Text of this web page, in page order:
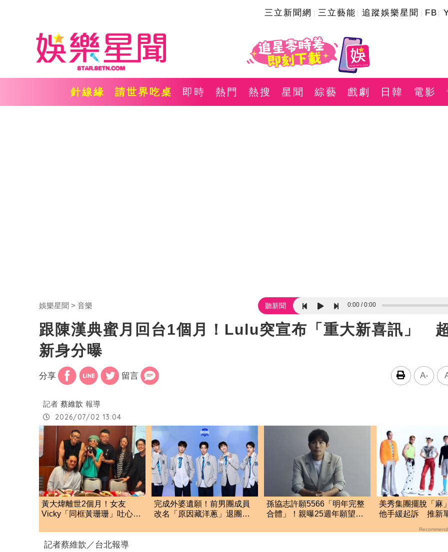
三立新聞網 三立藝能 追蹤娛樂星聞 FB
針線緣 請世界吃桌 即時 熱門 熱搜 星聞 綜藝 戲劇 日韓 電影
娛樂星聞 音樂 聽新聞 0:00 0:00
跟陳漢典蜜月回台1個月！Lulu突宣布「重大新喜訊」
新身分曝
分享 留言 A-
記者 蔡維歆 報導
2026/07/02 13:04
黃大煒離世2個月！女友
Vicky「同框黃珊珊」吐心
完成外婆遺願！前男團成員
改名「原因藏洋蔥」退團現
孫協志許願5566「明年完整
合體」！親曝25週年願望：
美秀集團擺脫「麻
他手緩起訴 推新
記者蔡維歆／台北報導